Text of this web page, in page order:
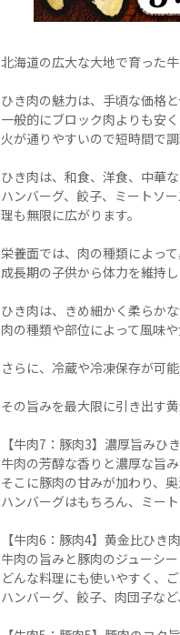
北海道の広大な大地で育った牛
ひき肉の魅力は、手頃な価格
一般的にブロック肉よりも安
火が通りやすいので短時間で
ひき肉は、和食、洋食、中華
ハンバーグ、餃子、ミートソ
理も無限に広がります。
栄養面では、肉の種類によっ
成長期の子供から体力を維持
ひき肉は、きめ細かく柔らか
肉の種類や部位によって風味
さらに、冷蔵や冷凍保存が可
その旨みを最大限に引き出す
【牛肉7：豚肉3】濃厚旨みひ
牛肉の芳醇な香りと濃厚な旨み
そこに豚肉の甘みが加わり、
ハンバーグはもちろん、ミー
【牛肉6：豚肉4】黄金比ひき肉
牛肉の旨みと豚肉のジューシ
どんな料理にも使いやすく、
ハンバーグ、餃子、肉団子な